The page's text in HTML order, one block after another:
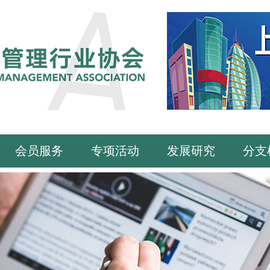
会员服务 专项活动 发展研究 分支